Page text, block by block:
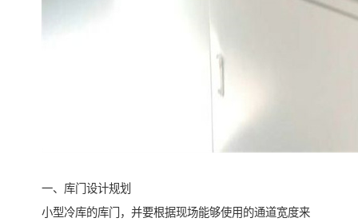
一、库门设计规划
小型冷库的库门，并要根据现场能够使用的通道宽度来